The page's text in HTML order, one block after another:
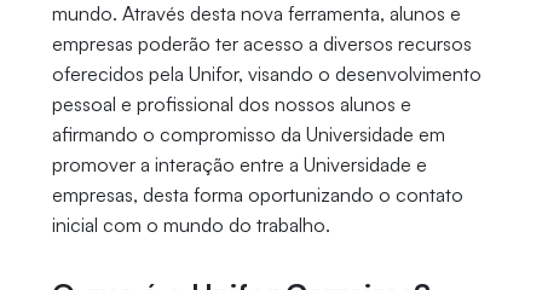
mundo. Através desta nova ferramenta, alunos e
empresas poderão ter acesso a diversos recursos
oferecidos pela Unifor, visando o desenvolvimento
pessoal e profissional dos nossos alunos e
afirmando o compromisso da Universidade em
promover a interação entre a Universidade e
empresas, desta forma oportunizando o contato
inicial com o mundo do trabalho.